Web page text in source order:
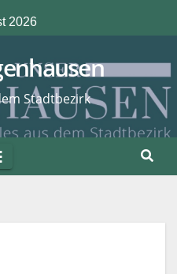
2026
Stadtbezirk